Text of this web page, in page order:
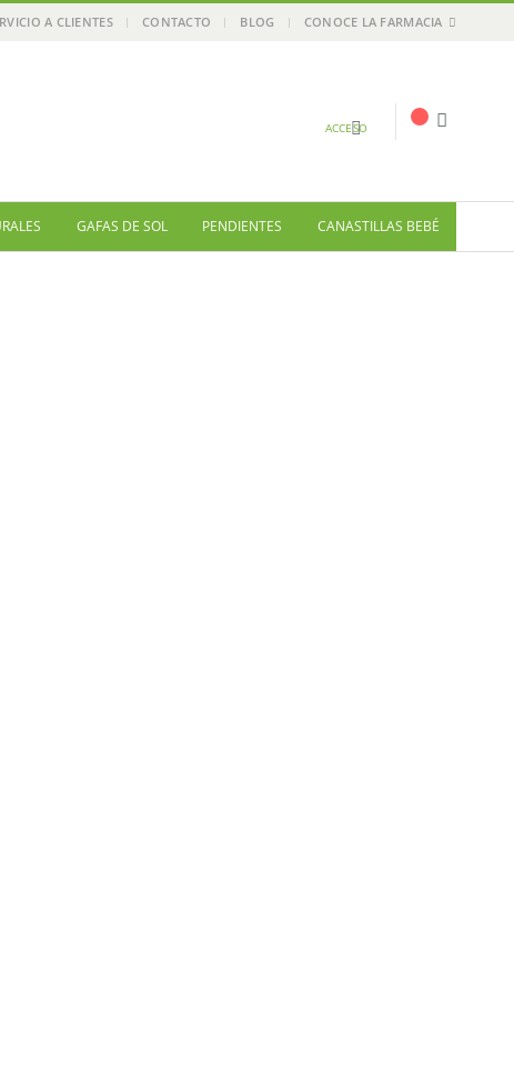
A CLIENTES CONTACTO BLOG CONOCE LA FARMACIA
ACCESO
GAFAS DE SOL PENDIENTES CANASTILLAS BEBÉ